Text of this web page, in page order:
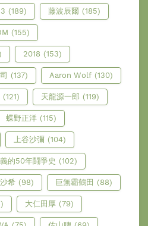
(189) 藤波辰爾 (185)
(155)
2018 (153)
(137) Aaron Wolf (130)
(121) 天龍源一郎 (119)
蝶野正洋 (115)
上谷沙彌 (104)
的50年鬪爭史 (102)
希 (98) 巨無霸鶴田 (88)
大仁田厚 (79)